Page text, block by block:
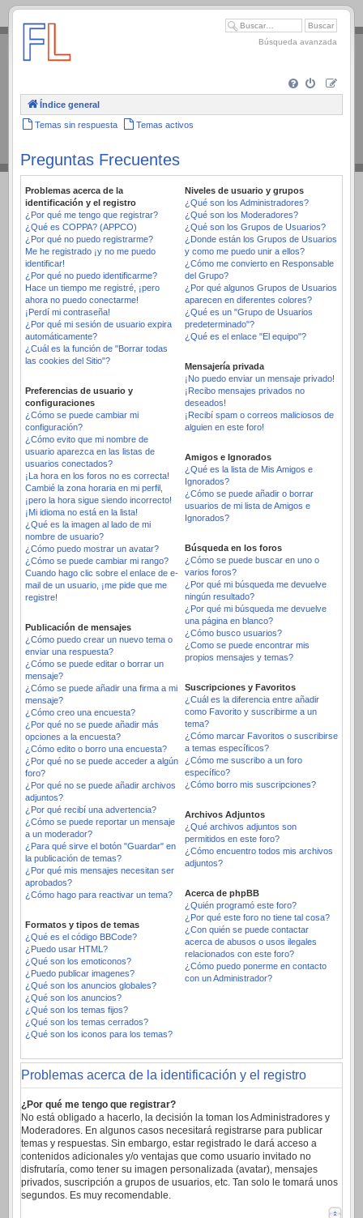
.
Búsqueda avanzada
Índice general
Temas sin respuesta Temas activos
Preguntas Frecuentes
Problemas acerca de la
identificación y el registro
¿Por qué me tengo que registrar?
¿Qué es COPPA? (APPCO)
¿Por qué no puedo registrarme?
Me he registrado ¡y no me puedo
identificar!
¿Por qué no puedo identificarme?
Hace un tiempo me registré, ¡pero
ahora no puedo conectarme!
¡Perdí mi contraseña!
¿Por qué mi sesión de usuario expira
automáticamente?
¿Cuál es la función de "Borrar todas
las cookies del Sitio"?
Preferencias de usuario y
configuraciones
¿Cómo se puede cambiar mi
configuración?
¿Cómo evito que mi nombre de
usuario aparezca en las listas de
usuarios conectados?
¡La hora en los foros no es correcta!
Cambié la zona horaria en mi perfil,
¡pero la hora sigue siendo incorrecto!
¡Mi idioma no está en la lista!
¿Qué es la imagen al lado de mi
nombre de usuario?
¿Cómo puedo mostrar un avatar?
¿Cómo se puede cambiar mi rango?
Cuando hago clic sobre el enlace de e-
mail de un usuario, ¡me pide que me
registre!
Publicación de mensajes
¿Cómo puedo crear un nuevo tema o
enviar una respuesta?
¿Cómo se puede editar o borrar un
mensaje?
¿Cómo se puede añadir una firma a mi
mensaje?
¿Cómo creo una encuesta?
¿Por qué no se puede añadir más
opciones a la encuesta?
¿Cómo edito o borro una encuesta?
¿Por qué no se puede acceder a algún
foro?
¿Por qué no se puede añadir archivos
adjuntos?
¿Por qué recibí una advertencia?
¿Cómo se puede reportar un mensaje
a un moderador?
¿Para qué sirve el botón "Guardar" en
la publicación de temas?
¿Por qué mis mensajes necesitan ser
aprobados?
¿Cómo hago para reactivar un tema?
Formatos y tipos de temas
¿Qué es el código BBCode?
¿Puedo usar HTML?
¿Qué son los emoticonos?
¿Puedo publicar imagenes?
¿Qué son los anuncios globales?
¿Qué son los anuncios?
¿Qué son los temas fijos?
¿Qué son los temas cerrados?
¿Qué son los iconos para los temas?
Niveles de usuario y grupos
¿Qué son los Administradores?
¿Qué son los Moderadores?
¿Qué son los Grupos de Usuarios?
¿Donde están los Grupos de Usuarios
y como me puedo unir a ellos?
¿Cómo me convierto en Responsable
del Grupo?
¿Por qué algunos Grupos de Usuarios
aparecen en diferentes colores?
¿Qué es un "Grupo de Usuarios
predeterminado"?
¿Qué es el enlace "El equipo"?
Mensajería privada
¡No puedo enviar un mensaje privado!
¡Recibo mensajes privados no
deseados!
¡Recibí spam o correos maliciosos de
alguien en este foro!
Amigos e Ignorados
¿Qué es la lista de Mis Amigos e
Ignorados?
¿Cómo se puede añadir o borrar
usuarios de mi lista de Amigos e
Ignorados?
Búsqueda en los foros
¿Cómo se puede buscar en uno o
varios foros?
¿Por qué mi búsqueda me devuelve
ningún resultado?
¿Por qué mi búsqueda me devuelve
una página en blanco?
¿Cómo busco usuarios?
¿Como se puede encontrar mis
propios mensajes y temas?
Suscripciones y Favoritos
¿Cuál es la diferencia entre añadir
como Favorito y suscribirme a un
tema?
¿Cómo marcar Favoritos o suscribirse
a temas específicos?
¿Cómo me suscribo a un foro
específico?
¿Cómo borro mis suscripciones?
Archivos Adjuntos
¿Qué archivos adjuntos son
permitidos en este foro?
¿Cómo encuentro todos mis archivos
adjuntos?
Acerca de phpBB
¿Quién programó este foro?
¿Por qué este foro no tiene tal cosa?
¿Con quién se puede contactar
acerca de abusos o usos ilegales
relacionados con este foro?
¿Cómo puedo ponerme en contacto
con un Administrador?
Problemas acerca de la identificación y el registro
¿Por qué me tengo que registrar?
No está obligado a hacerlo, la decisión la toman los Administradores y
Moderadores. En algunos casos necesitará registrarse para publicar
temas y respuestas. Sin embargo, estar registrado le dará acceso a
contenidos adicionales y/o ventajas que como usuario invitado no
disfrutaría, como tener su imagen personalizada (avatar), mensajes
privados, suscripción a grupos de usuarios, etc. Tan solo le tomará unos
segundos. Es muy recomendable.